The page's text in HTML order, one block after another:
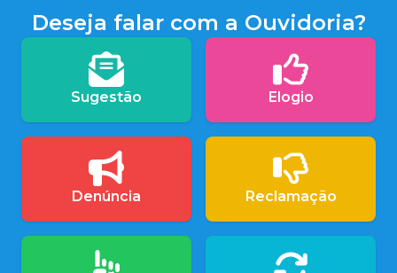
Deseja falar com a Ouvidoria?
Sugestão Elogio
Denúncia Reclamação